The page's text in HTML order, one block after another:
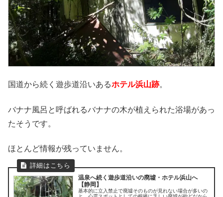
国道から続く遊歩道沿いあるホテル浜山跡。
バナナ風呂と呼ばれるバナナの木が植えられた浴場があっ
たそうです。
ほとんど情報が残っていません。
温泉へ続く遊歩道沿いの廃墟・ホテル浜山へ
【静岡】
基本的に立入禁止で廃墟そのものが見れない場合が多いの